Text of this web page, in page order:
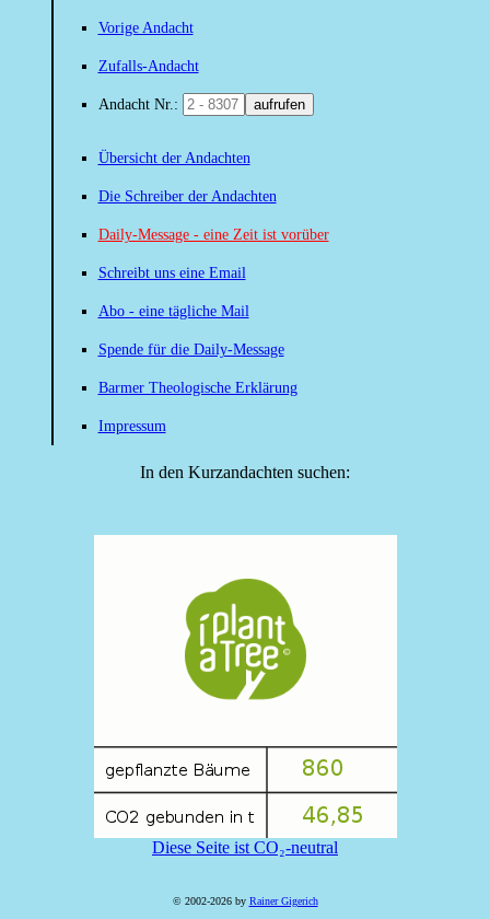
Vorige Andacht
Zufalls-Andacht
Andacht Nr.: aufrufen
Übersicht der Andachten
Die Schreiber der Andachten
Daily-Message - eine Zeit ist vorüber
Schreibt uns eine Email
Abo - eine tägliche Mail
Spende für die Daily-Message
Barmer Theologische Erklärung
Impressum
In den Kurzandachten suchen:
Diese Seite ist CO₂-neutral
© 2002-2026 by Rainer Gigerich